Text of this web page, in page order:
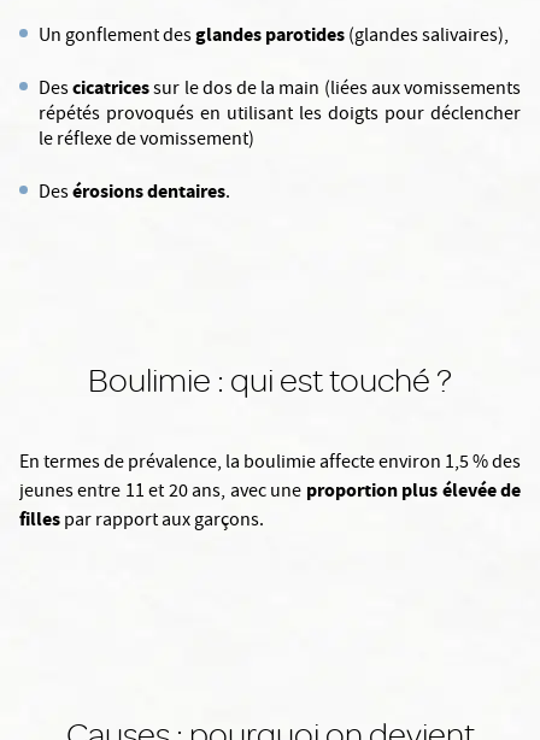
Un gonflement desglandes parotides(glandes salivaires),
Descicatricessur le dos de la main (liées aux vomissements
répétés provoqués en utilisant les doigts pour déclencher
le réflexe de vomissement)
Desérosions dentaires.
Boulimie : qui est touché ?
En termes de prévalence, la boulimie affecte environ 1,5 % des
jeunes entre 11 et 20 ans, avec une proportion plus élevée de
fillespar rapport aux garçons.